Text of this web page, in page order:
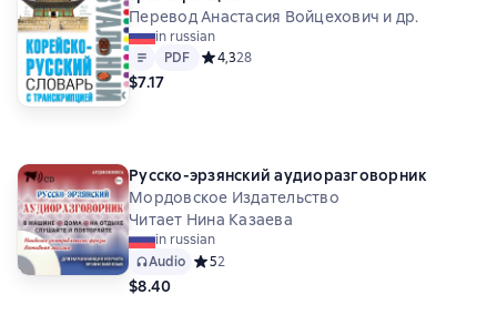
Перевод Анастасия Войцехович и др.
in russian
Text
PDF
PDF Средний рейтинг 4,3 на основе 28 оценок
4,328
$7.17
Русско-эрзянский аудиоразговорник
Мордовское Издательство
Читает Нина Казаева
in russian
Audio Средний рейтинг 5 на основе 2 оценок
52
$8.40